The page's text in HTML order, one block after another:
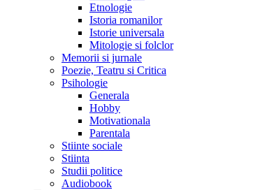
Etnologie
Istoria romanilor
Istorie universala
Mitologie si folclor
Memorii si jurnale
Poezie, Teatru si Critica
Psihologie
Generala
Hobby
Motivationala
Parentala
Stiinte sociale
Stiinta
Studii politice
Audiobook